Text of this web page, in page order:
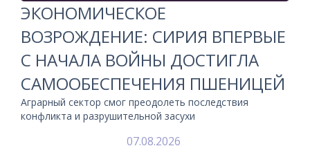
ЭКОНОМИЧЕСКОЕ
ВОЗРОЖДЕНИЕ: СИРИЯ ВПЕРВЫЕ
С НАЧАЛА ВОЙНЫ ДОСТИГЛА
САМООБЕСПЕЧЕНИЯ ПШЕНИЦЕЙ
Аграрный сектор смог преодолеть последствия
конфликта и разрушительной засухи
07.08.2026